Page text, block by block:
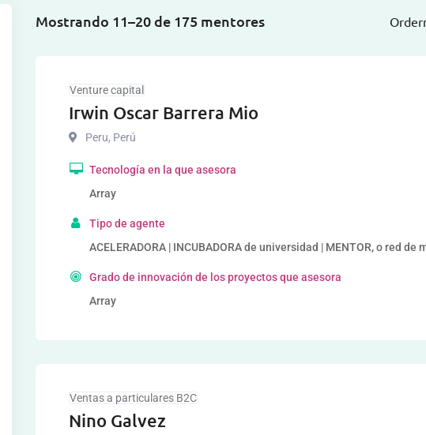
Mostrando 11–20 de 175 mentores
Venture capital
Irwin Oscar Barrera Mio
Peru, Perú
Tecnología en la que asesora
Array
Tipo de agente
ACELERADORA | INCUBADORA de universidad | MENTOR, o red
Grado de innovación de los proyectos que asesora
Array
Ventas a particulares B2C
Nino Galvez